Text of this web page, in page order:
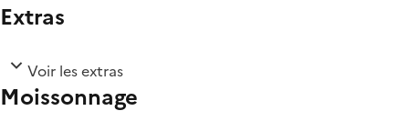
Extras
Voir les extras
Moissonnage